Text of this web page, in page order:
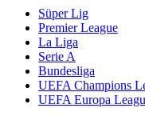
Süper Lig
Premier League
La Liga
Serie A
Bundesliga
UEFA Champions
UEFA Europa